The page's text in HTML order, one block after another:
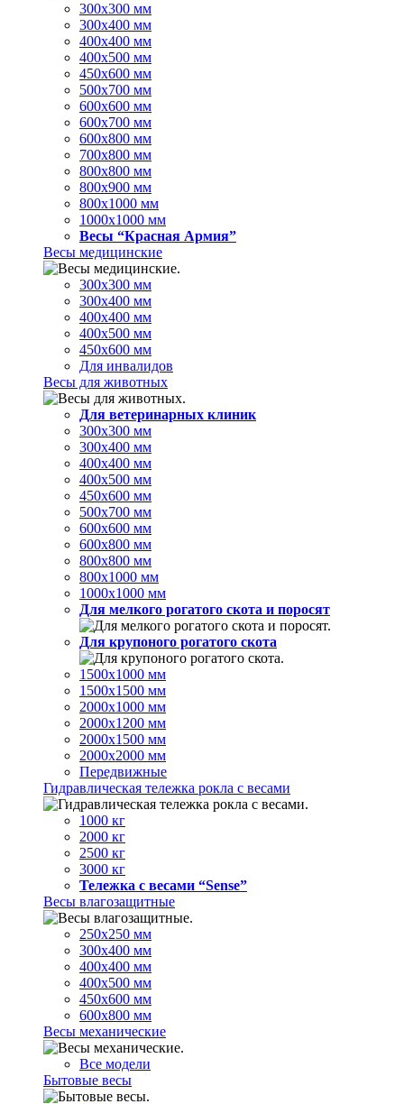
300х300 мм
300х400 мм
400х400 мм
400х500 мм
450х600 мм
500х700 мм
600х600 мм
600х700 мм
600х800 мм
700х800 мм
800х800 мм
800х900 мм
800х1000 мм
1000х1000 мм
Весы “Красная Армия”
Весы медицинские
300х300 мм
300х400 мм
400х400 мм
400х500 мм
450х600 мм
Для инвалидов
Весы для животных
Для ветеринарных клиник
300х300 мм
300х400 мм
400х400 мм
400х500 мм
450х600 мм
500х700 мм
600х600 мм
600х800 мм
800х800 мм
800х1000 мм
1000х1000 мм
Для мелкого рогатого скота и поросят
Для крупоного рогатого скота
1500х1000 мм
1500х1500 мм
2000х1000 мм
2000х1200 мм
2000х1500 мм
2000х2000 мм
Передвижные
Гидравлическая тележка рокла с весами
1000 кг
2000 кг
2500 кг
3000 кг
Тележка с весами “Sense”
Весы влагозащитные
250х250 мм
300х400 мм
400х400 мм
400х500 мм
450х600 мм
600х800 мм
Весы механические
Все модели
Бытовые весы